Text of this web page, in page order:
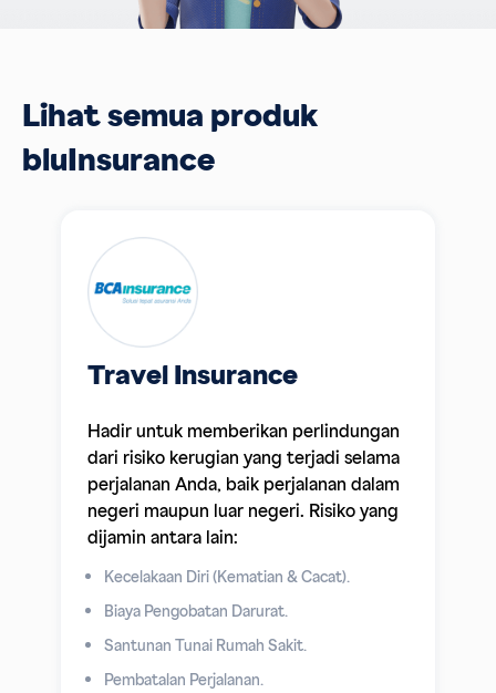
Lihat semua produk
bluInsurance
Travel Insurance
Hadir untuk memberikan perlindungan
dari risiko kerugian yang terjadi selama
perjalanan Anda, baik perjalanan dalam
negeri maupun luar negeri. Risiko yang
dijamin antara lain:
Kecelakaan Diri (Kematian & Cacat).
Biaya Pengobatan Darurat.
Santunan Tunai Rumah Sakit.
Pembatalan Perjalanan.